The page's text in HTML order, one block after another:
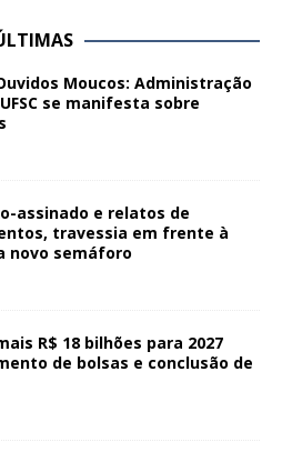
Moucos: Administração
se manifesta sobre
assinado e relatos de
travessia em frente à
novo semáforo
R$ 18 bilhões para 2027
de bolsas e conclusão de